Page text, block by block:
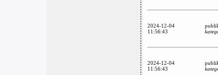
2024-12-04
11:56:43
2024-12-04
11:56:43